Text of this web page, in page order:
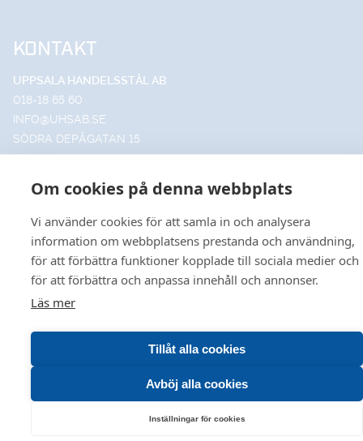
Om cookies på denna webbplats
Vi använder cookies för att samla in och analysera
information om webbplatsens prestanda och användning,
för att förbättra funktioner kopplade till sociala medier och
för att förbättra och anpassa innehåll och annonser.
Läs mer
Tillåt alla cookies
Avböj alla cookies
Inställningar för cookies
VÅR HEMSIDA ANVÄNDER COOKIES FÖR FÖRBÄTTRAD
ANVÄNDBARHET OCH ÖKAD RELEVANS INOM
MARKNADSFÖRING FÖR DIG. VILL DU LÄSA OM HUR VI
HANTERAR COOKIES KAN DU GÖRA DET
KONTAKT
UPPSALA HANDELSSTÅL AB
018-18 65 60
INFO@UHSAB.SE
SÖDRA DEPÅGATAN 15
SE-754 54 UPPSALA
026-495 99 00
INFO@HANDELSSTALGAVLE.SE
TRUTVÄGEN 4
803 09 GÄVLE
© 2026 Uppsala • Gävle
Försäljningsvillkor •Produktkataloger